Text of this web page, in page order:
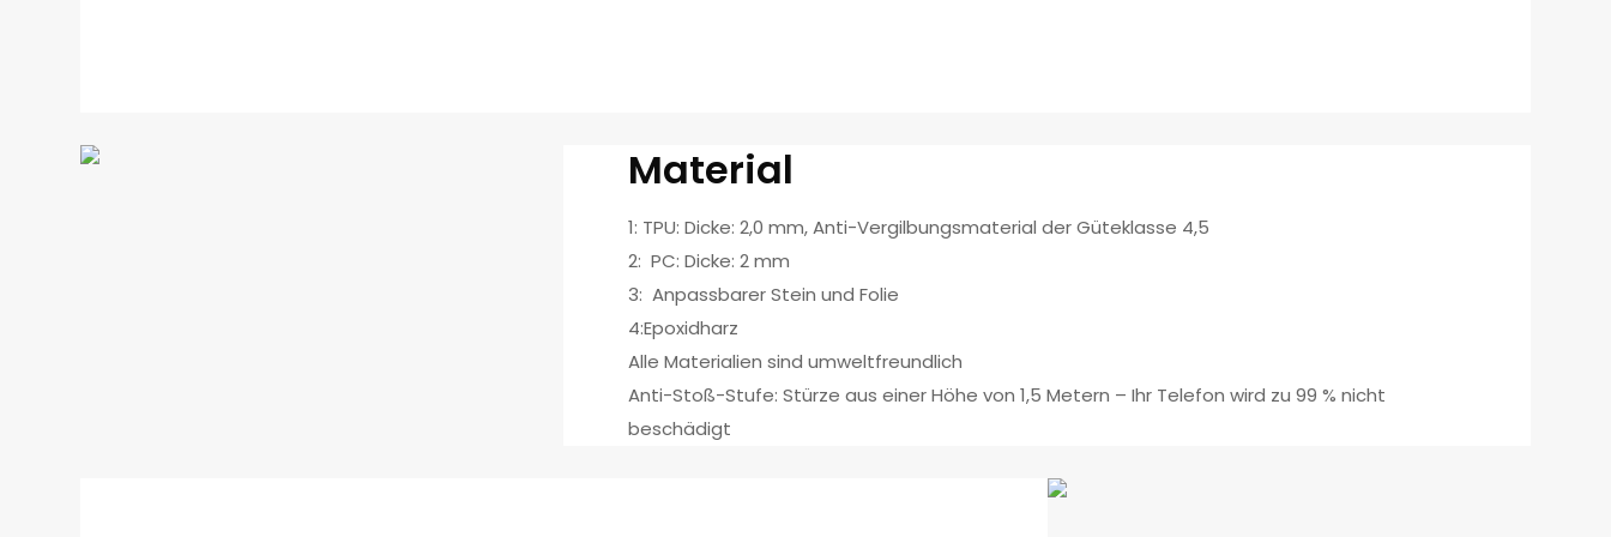
Material
1: TPU: Dicke: 2,0 mm, Anti-Vergilbungsmaterial der Güteklasse 4,5
2: PC: Dicke: 2 mm
3: Anpassbarer Stein und Folie
4:Epoxidharz
Alle Materialien sind umweltfreundlich
Anti-Stoß-Stufe: Stürze aus einer Höhe von 1,5 Metern – Ihr Telefon wird zu 99 % nicht
beschädigt